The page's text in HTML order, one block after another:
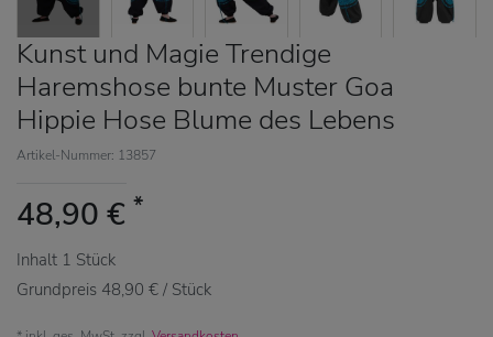
Kunst und Magie Trendige
Haremshose bunte Muster Goa
Hippie Hose Blume des Lebens
Artikel-Nummer: 13857
48,90 € *
Inhalt 1 Stück
Grundpreis 48,90 € / Stück